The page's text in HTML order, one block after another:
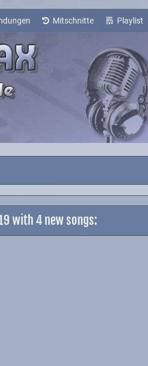
Mitschnitte Playlist
with 4 new songs: